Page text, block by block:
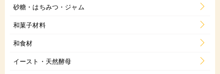
砂糖・はちみつ・ジャム
和菓子材料
和食材
イースト・天然酵母